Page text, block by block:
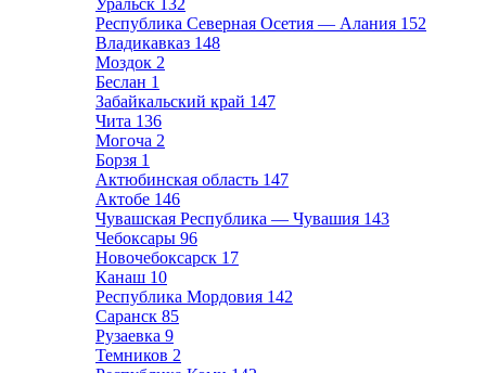
Уральск 132
Республика Северная Осетия — Алания 152
Владикавказ 148
Моздок 2
Беслан 1
Забайкальский край 147
Чита 136
Могоча 2
Борзя 1
Актюбинская область 147
Актобе 146
Чувашская Республика — Чувашия 143
Чебоксары 96
Новочебоксарск 17
Канаш 10
Республика Мордовия 142
Саранск 85
Рузаевка 9
Темников 2